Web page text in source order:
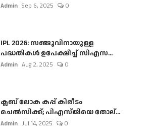
Admin Sep 6, 2025 0
IPL 2026: സഞ്ജുവിനായുള്ള
പദ്ധതികൾ ഉപേക്ഷിച്ച് സിഎസ...
Admin Aug 2, 2025 0
ക്ലബ് ലോക കപ്പ് കിരീടം
ചെല്‍സിക്ക്; പിഎസ്ജിയെ തോല്...
Admin Jul 14, 2025 0